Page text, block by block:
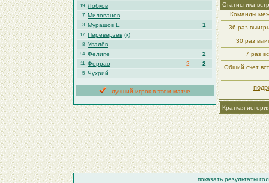
19 Лобков
7 Милованов
3 Мурашов Е 1
17 Переверзев (к)
8 Упалёв
94 Фелипе 2
11 Феррао 2 2
5 Чухрий
- лучший игрок в этом матче
Статистика
Команды
36 раз
30 раз
7 раз
Общий счет
Краткая
показать результаты